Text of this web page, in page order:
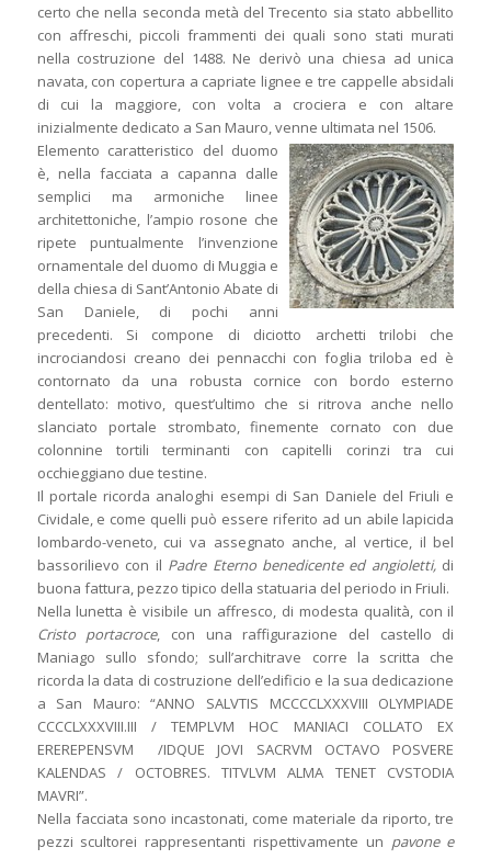
certo che nella seconda metà del Trecento sia stato abbellito
con affreschi, piccoli frammenti dei quali sono stati murati
nella costruzione del 1488. Ne derivò una chiesa ad unica
navata, con copertura a capriate lignee e tre cappelle absidali
di cui la maggiore, con volta a crociera e con altare
inizialmente dedicato a San Mauro, venne ultimata nel 1506.
Elemento caratteristico del duomo
è, nella facciata a capanna dalle
semplici ma armoniche linee
architettoniche, l’ampio rosone che
ripete puntualmente l’invenzione
ornamentale del duomo di Muggia e
della chiesa di Sant’Antonio Abate di
San Daniele, di pochi anni
precedenti. Si compone di diciotto archetti trilobi che
incrociandosi creano dei pennacchi con foglia triloba ed è
contornato da una robusta cornice con bordo esterno
dentellato: motivo, quest’ultimo che si ritrova anche nello
slanciato portale strombato, finemente cornato con due
colonnine tortili terminanti con capitelli corinzi tra cui
occhieggiano due testine.
Il portale ricorda analoghi esempi di San Daniele del Friuli e
Cividale, e come quelli può essere riferito ad un abile lapicida
lombardo-veneto, cui va assegnato anche, al vertice, il bel
bassorilievo con il Padre Eterno benedicente ed angioletti, di
buona fattura, pezzo tipico della statuaria del periodo in Friuli.
Nella lunetta è visibile un affresco, di modesta qualità, con il
Cristo portacroce, con una raffigurazione del castello di
Maniago sullo sfondo; sull’architrave corre la scritta che
ricorda la data di costruzione dell’edificio e la sua dedicazione
a San Mauro: “ANNO SALVTIS MCCCCLXXXVIII OLYMPIADE
CCCCLXXXVIII.III / TEMPLVM HOC MANIACI COLLATO EX
EREREPENSVM /IDQUE JOVI SACRVM OCTAVO POSVERE
KALENDAS / OCTOBRES. TITVLVM ALMA TENET CVSTODIA
MAVRI”.
Nella facciata sono incastonati, come materiale da riporto, tre
pezzi scultorei rappresentanti rispettivamente un pavone e